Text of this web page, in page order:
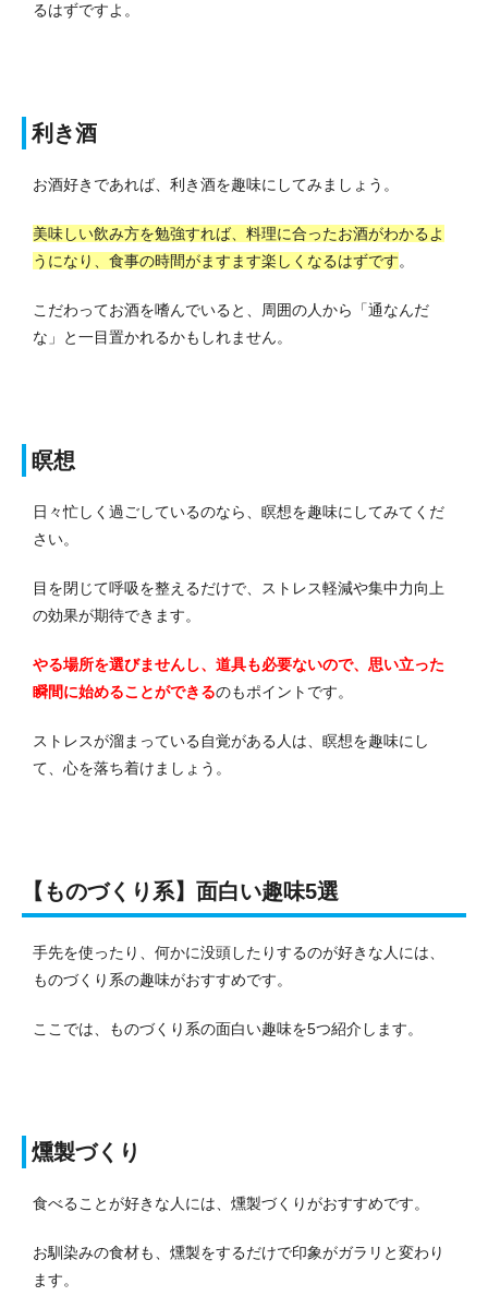
るはずですよ。
利き酒
お酒好きであれば、利き酒を趣味にしてみましょう。
美味しい飲み方を勉強すれば、料理に合ったお酒がわかるよ
うになり、食事の時間がますます楽しくなるはずです。
こだわってお酒を嗜んでいると、周囲の人から「通なんだ
な」と一目置かれるかもしれません。
瞑想
日々忙しく過ごしているのなら、瞑想を趣味にしてみてくだ
さい。
目を閉じて呼吸を整えるだけで、ストレス軽減や集中力向上
の効果が期待できます。
やる場所を選びませんし、道具も必要ないので、思い立った
瞬間に始めることができるのもポイントです。
ストレスが溜まっている自覚がある人は、瞑想を趣味にし
て、心を落ち着けましょう。
【ものづくり系】面白い趣味5選
手先を使ったり、何かに没頭したりするのが好きな人には、
ものづくり系の趣味がおすすめです。
ここでは、ものづくり系の面白い趣味を5つ紹介します。
燻製づくり
食べることが好きな人には、燻製づくりがおすすめです。
お馴染みの食材も、燻製をするだけで印象がガラリと変わり
ます。